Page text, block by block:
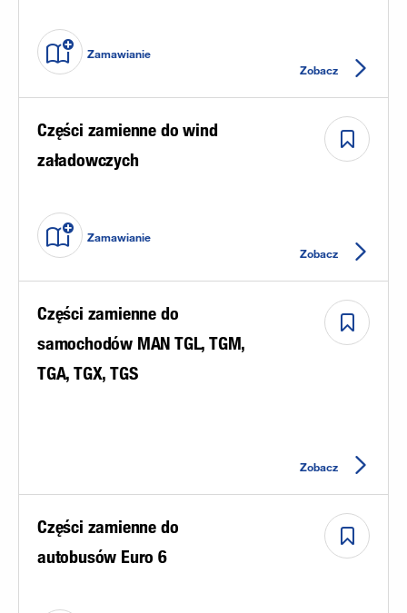
Zamawianie
Zobacz
Części zamienne do wind
załadowczych
Zamawianie
Zobacz
Części zamienne do
samochodów MAN TGL, TGM,
TGA, TGX, TGS
Zobacz
Części zamienne do
autobusów Euro 6